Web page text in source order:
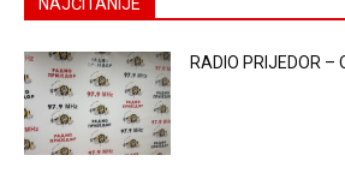
NAJČITANIJE
RADIO PRIJEDOR –